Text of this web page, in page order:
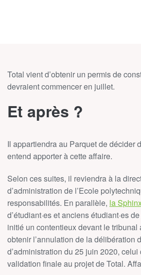
Total vient d’obtenir un permis de
devraient commencer en juillet.
Et après ?
Il appartiendra au Parquet de décider
entend apporter à cette affaire.
Selon ces suites, il reviendra à la
d’administration de l’Ecole
responsabilités. En parallèle, la
d’étudiant·es et anciens étudiant·es
initié un contentieux devant le tribunal
obtenir l’annulation de la délibération
d’administration du 25 juin 2020,
validation finale au projet de Total.